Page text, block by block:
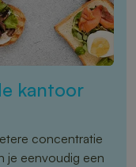
kantoor
concentratie
je eenvoudig een